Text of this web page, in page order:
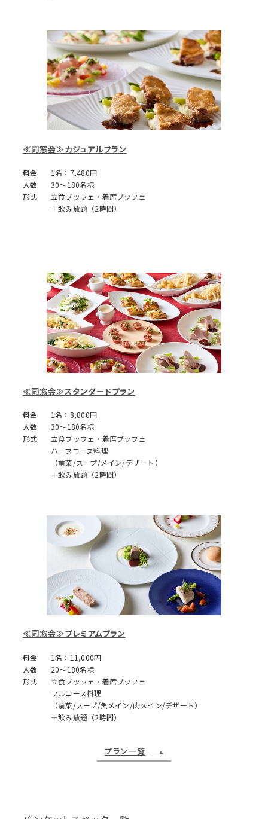
≪同窓会≫カジュアルプラン
料金
1名：7,480円
人数
30～180名様
形式
立食ブッフェ・着席ブッフェ
＋飲み放題（2時間）
≪同窓会≫スタンダードプラン
料金
1名：8,800円
人数
30～180名様
形式
立食ブッフェ・着席ブッフェ
ハーフコース料理
（前菜/スープ/メイン/デザート）
＋飲み放題（2時間）
≪同窓会≫プレミアムプラン
料金
1名：11,000円
人数
20～180名様
形式
立食ブッフェ・着席ブッフェ
フルコース料理
（前菜/スープ/魚メイン/肉メイン/デザート）
＋飲み放題（2時間）
プラン一覧